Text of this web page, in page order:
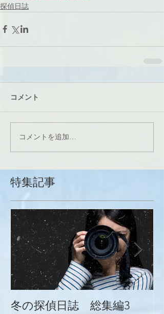
探偵日誌
コメント
コメントを追加…
特集記事
冬の探偵日誌 総集編3